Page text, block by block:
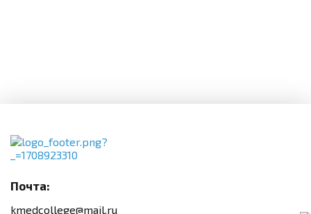
Почта:
kmedcollege@mail.ru